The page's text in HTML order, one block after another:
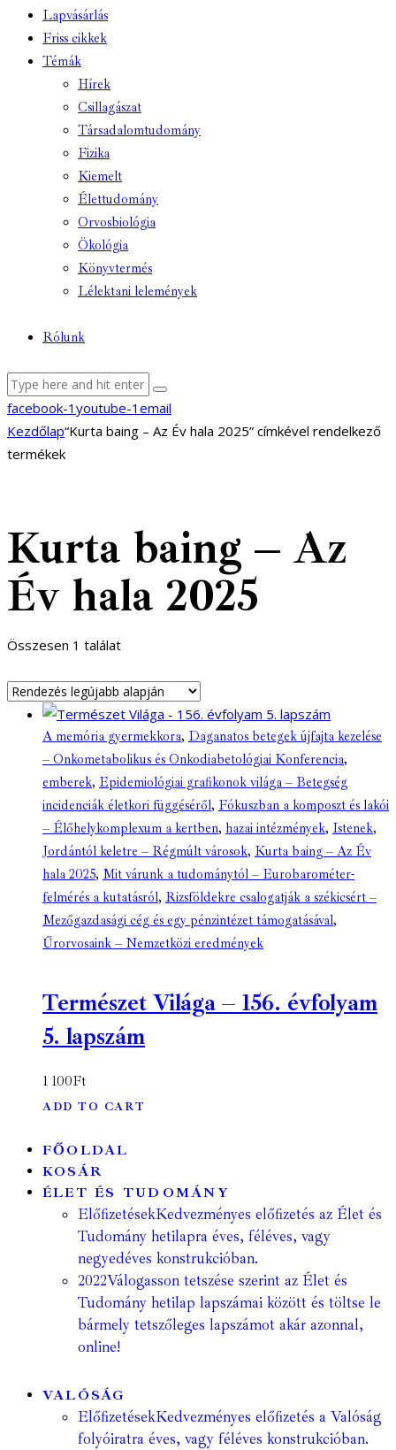
Lapvásárlás
Friss cikkek
Témák
Hírek
Csillagászat
Társadalomtudomány
Fizika
Kiemelt
Élettudomány
Orvosbiológia
Ökológia
Könyvtermés
Lélektani lelemények
Rólunk
facebook-1 youtube-1 email
Kezdőlap“Kurta baing – Az Év hala 2025” címkével rendelkező
termékek
Kurta baing – Az
Év hala 2025
Összesen 1 találat
A memória gyermekkora, Daganatos betegek újfajta kezelése
– Onkometabolikus és Onkodiabetológiai Konferencia,
emberek, Epidemiológiai grafikonok világa – Betegség
incidenciák életkori függéséről, Fókuszban a komposzt és lakói
– Élőhelykomplexum a kertben, hazai intézmények, Istenek,
Jordántól keletre – Régmúlt városok, Kurta baing – Az Év
hala 2025, Mit várunk a tudománytól – Eurobarométer-
felmérés a kutatásról, Rizsföldekre csalogatják a székicsért –
Mezőgazdasági cég és egy pénzintézet támogatásával,
Űrorvosaink – Nemzetközi eredmények
Természet Világa – 156. évfolyam
5. lapszám
1 100Ft
ADD TO CART
FŐOLDAL
KOSÁR
ÉLET ÉS TUDOMÁNY
ElőfizetésekKedvezményes előfizetés az Élet és
Tudomány hetilapra éves, féléves, vagy
negyedéves konstrukcióban.
2022Válogasson tetszése szerint az Élet és
Tudomány hetilap lapszámai között és töltse le
bármely tetszőleges lapszámot akár azonnal,
online!
VALÓSÁG
ElőfizetésekKedvezményes előfizetés a Valóság
folyóiratra éves, vagy féléves konstrukcióban.